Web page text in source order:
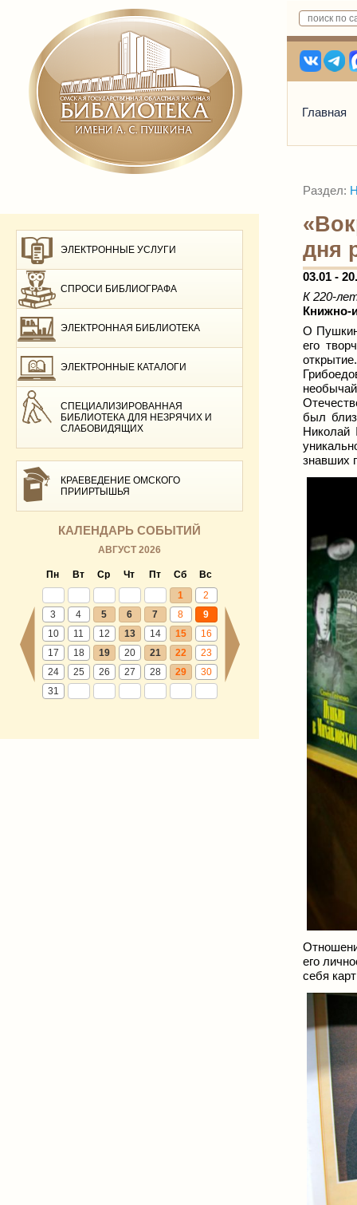
Главная
ЭЛЕКТРОННЫЕ УСЛУГИ
СПРОСИ БИБЛИОГРАФА
ЭЛЕКТРОННАЯ БИБЛИОТЕКА
ЭЛЕКТРОННЫЕ КАТАЛОГИ
СПЕЦИАЛИЗИРОВАННАЯ
БИБЛИОТЕКА ДЛЯ НЕЗРЯЧИХ И
СЛАБОВИДЯЩИХ
КРАЕВЕДЕНИЕ ОМСКОГО
ПРИИРТЫШЬЯ
КАЛЕНДАРЬ СОБЫТИЙ
АВГУСТ 2026
Пн Вт Ср Чт Пт Сб
Вс
1
2
3
4 5 6 7 8
9
10
11 12 13 14 15
16
17
18 19 20 21 22
23
24
25 26 27 28 29
30
31
Раздел:
дня
03.01 -
К 220-
Книжно-
О
его
был
Николай
знавших
его
себя